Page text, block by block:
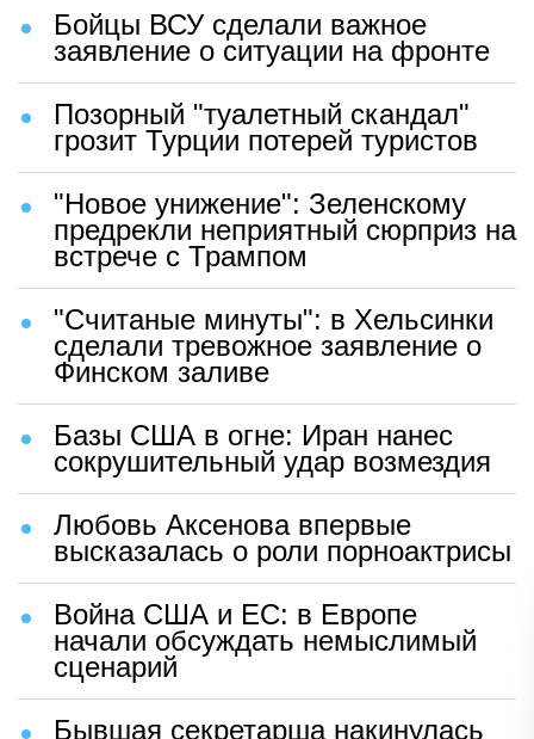
Бойцы ВСУ сделали важное
заявление о ситуации на фронте
Позорный "туалетный скандал"
грозит Турции потерей туристов
"Новое унижение": Зеленскому
предрекли неприятный сюрприз на
встрече с Трампом
"Считаные минуты": в Хельсинки
сделали тревожное заявление о
Финском заливе
Базы США в огне: Иран нанес
сокрушительный удар возмездия
Любовь Аксенова впервые
высказалась о роли порноактрисы
Война США и ЕС: в Европе
начали обсуждать немыслимый
сценарий
Бывшая секретарша накинулась